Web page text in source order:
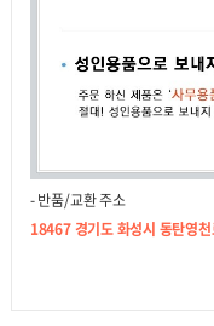
- 반품/교환 주소
18467 경기도 화성시 동탄영